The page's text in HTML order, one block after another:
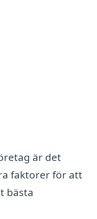
är det
faktorer för att
bästa